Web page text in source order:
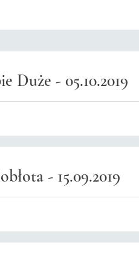
Duże - 05.10.2019
- 15.09.2019